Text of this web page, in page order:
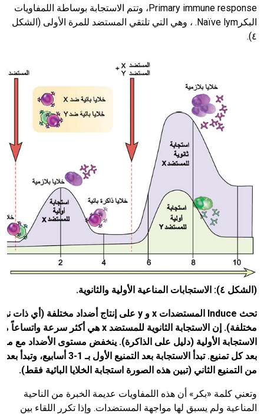
Primary immune response، وتتم الاستجابة بوساطة اللمفاويات
البكرNaïve lym. ، وهي التي تلتقي المستضد للمرة الأولى (الشكل
٤).
(الشكل ٤): الاستجابات المناعية الأولية والثانوية.
تحث Induce المستضدات x و y على إنتاج أضداد مختلفة (أي ذات
مختلفة). إن الاستجابة الثانوية للمستضد x هي أكثر سرعة واتساعاً
الاستجابة الأولية (دليل على الذاكرة). ينخفض مستوى الأضداد مع
بعد كل تمنيع. تبدأ الاستجابة بعد التمنيع الأول بـ 1
-
3 أسابيع، وتبدأ بعد ٢-
من التمنيع الثاني (تبين هذه الصورة استجابة الخلايا البائية فقط).
وتعني كلمة «بكر» أن هذه اللمفاويات عديمة الخبرة من الناحية
المناعية ولم يسبق لها مواجهة المستضدات. وإذا تكرر اللقاء بين